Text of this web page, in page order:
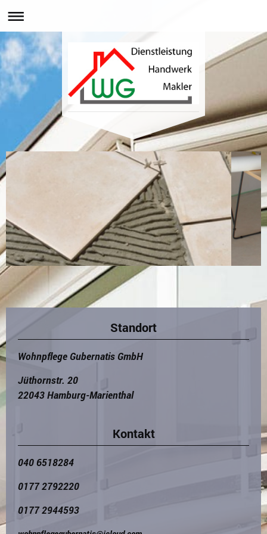
Standort
Wohnpflege Gubernatis GmbH
Jüthornstr. 20
22043 Hamburg-Marienthal
Kontakt
040 6518284
0177 2792220
0177 2944593